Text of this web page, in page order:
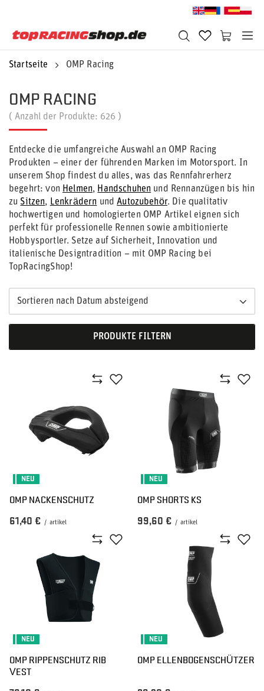
Startseite OMP Racing
OMP RACING
( Anzahl der Produkte: 626 )
Entdecke die umfangreiche Auswahl an OMP Racing
Produkten – einer der führenden Marken im Motorsport. In
unserem Shop findest du alles, was das Rennfahrerherz
begehrt: von Helmen, Handschuhen und Rennanzügen bis hin
zu Sitzen, Lenkrädern undAutozubehör. Die qualitativ
hochwertigen und homologierten OMP Artikel eignen sich
perfekt für professionelle Rennen sowie ambitionierte
Hobbysportler. Setze auf Sicherheit, Innovation und
italienische Designtradition – mit OMP Racing bei
TopRacingShop!
Sortieren nach Datum absteigend
PRODUKTE FILTERN
NEU
OMP NACKENSCHUTZ
61,40 € / artikel
NEU
OMP SHORTS KS
99,60 € / artikel
NEU
OMP RIPPENSCHUTZ RIB
VEST
NEU
OMP ELLENBOGENSCHÜTZER